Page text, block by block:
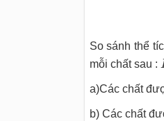
So sánh thể
mỗi chất sau :
a)Các chất
b) Các chất